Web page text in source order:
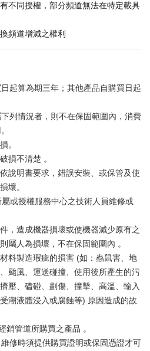
不同授權，部分頻道無法在特定載具
頻道增減之權利
起算為期三年；其他產品自購買日起
列情況者，則不在保固範圍內，消費
。
損不清楚 。
說明書要求，錯誤安裝、或保管及使
壞。
或授權服務中心之技術人員維修或
，造成機器損壞或使機器減少原有之
屬人為損壞，不在保固範圍內 。
料製造瑕疵的損害 (如：蟲鼠害、地
颱風、運送碰撞、使用後所產生的污
壓、磕碰、劃傷、撞擊、高溫、輸入
潮液體浸入或腐蝕等) 原因造成的故
銷管道所購買之產品 。
修時須提供購買證明或保固憑證才可